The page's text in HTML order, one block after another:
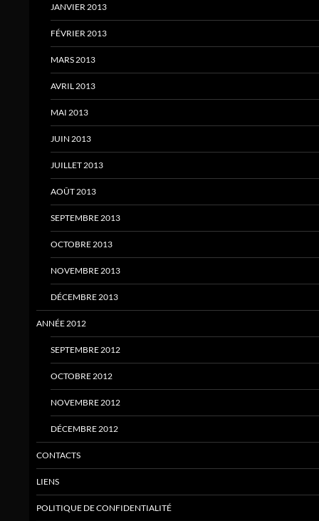
JANVIER 2013
FÉVRIER 2013
MARS 2013
AVRIL 2013
MAI 2013
JUIN 2013
JUILLET 2013
AOÛT 2013
SEPTEMBRE 2013
OCTOBRE 2013
NOVEMBRE 2013
DÉCEMBRE 2013
ANNÉE 2012
SEPTEMBRE 2012
OCTOBRE 2012
NOVEMBRE 2012
DÉCEMBRE 2012
CONTACTS
LIENS
POLITIQUE DE CONFIDENTIALITÉ